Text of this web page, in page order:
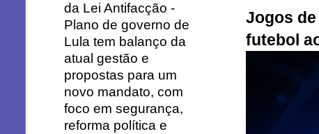
Jogos
futebol
da Lei Antifacção -
Plano de governo de
Lula tem balanço da
atual gestão e
propostas para um
novo mandato, com
foco em segurança,
reforma política e